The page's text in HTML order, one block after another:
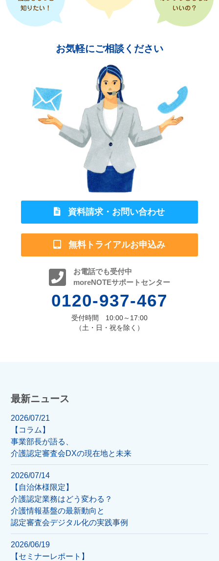
お気軽にご相談ください
資料請求・お問い合わせ
無料トライアルお申込み
お電話でも受付中
moreNOTEサポートセンター
0120-937-467
受付時間 10:00～17:00
（土・日・祝を除く）
最新ニュース
2026/07/21
【コラム】
事業部長が語る、
介護認定審査会DXの現在地と未来
2026/07/14
【自治体様限定】
介護認定業務はどう変わる？
介護情報基盤の最新動向と
認定審査会デジタル化の実践事例
2026/06/19
【セミナーレポート】